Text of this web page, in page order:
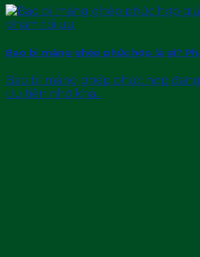
Bao bì màng ghép phức hợp là gì?
Bao bì màng ghép phức hợp
ưu tiên nhờ khả...